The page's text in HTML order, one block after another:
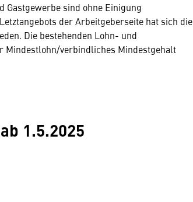
Gastgewerbe sind ohne Einigung
der Arbeitgeberseite hat sich die
Die bestehenden Lohn- und
Mindestlohn/verbindliches Mindestgehalt
1.5.2025